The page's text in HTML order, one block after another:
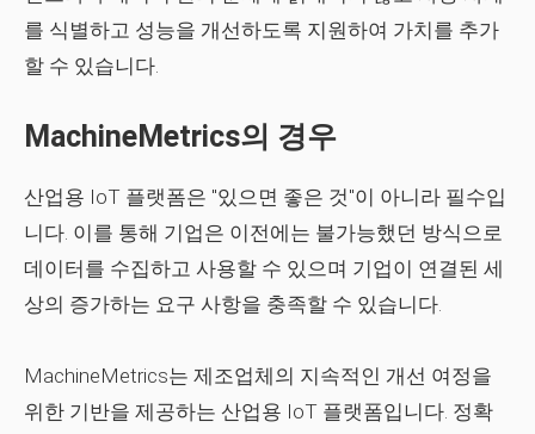
를 식별하고 성능을 개선하도록 지원하여 가치를 추가
할 수 있습니다.
MachineMetrics의 경우
산업용 IoT 플랫폼은 "있으면 좋은 것"이 아니라 필수입
니다. 이를 통해 기업은 이전에는 불가능했던 방식으로
데이터를 수집하고 사용할 수 있으며 기업이 연결된 세
상의 증가하는 요구 사항을 충족할 수 있습니다.
MachineMetrics는 제조업체의 지속적인 개선 여정을
위한 기반을 제공하는 산업용 IoT 플랫폼입니다. 정확